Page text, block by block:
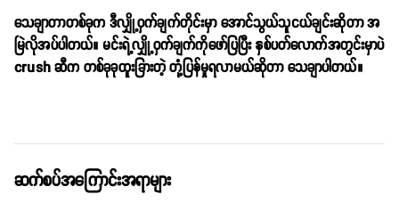
သေချာတာတစ်ခုက ဒီလျှို့ဝှက်ချက်တိုင်းမှာ အောင်သွယ်သူငယ်ချင်းဆိုတာ အ
မြဲလိုအပ်ပါတယ်။ မင်းရဲ့လျှို့ဝှက်ချက်ကိုဖော်ပြပြီး နှစ်ပတ်လောက်အတွင်းမှာပဲ
crush ဆီက တစ်ခုခုထူးခြားတဲ့ တုံ့ပြန်မှုရလာမယ်ဆိုတာ သေချာပါတယ်။
ဆက်စပ်အကြောင်းအရာများ